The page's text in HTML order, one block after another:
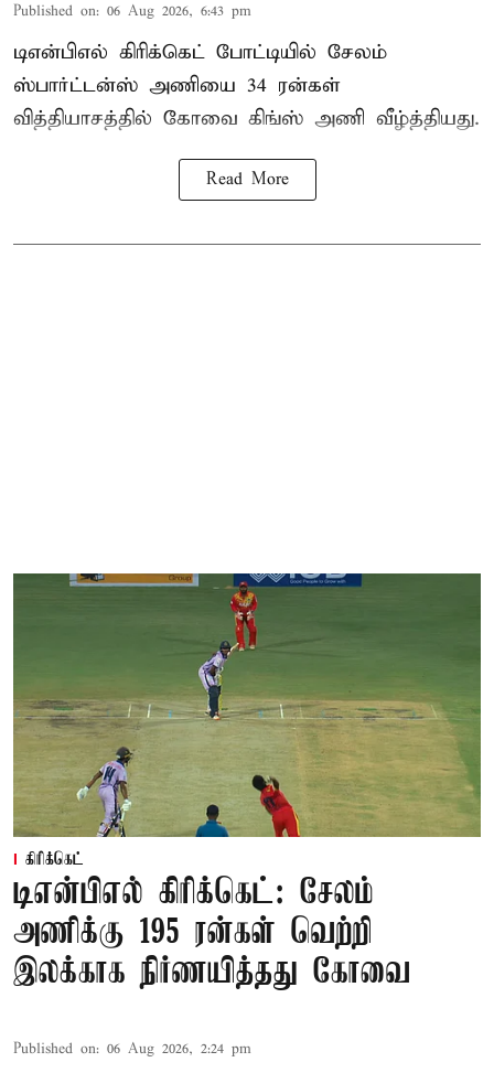
Published on: 06 Aug 2026, 6:43 pm
டிஎன்பிஎல் கிரிக்கெட் போட்டியில் சேலம்
ஸ்பார்ட்டன்ஸ் அணியை 34 ரன்கள்
வித்தியாசத்தில் கோவை கிங்ஸ் அணி வீழ்த்தியது.
Read More
கிரிக்கெட்
டிஎன்பிஎல் கிரிக்கெட்: சேலம்
அணிக்கு 195 ரன்கள் வெற்றி
இலக்காக நிர்ணயித்தது கோவை
Published on: 06 Aug 2026, 2:24 pm